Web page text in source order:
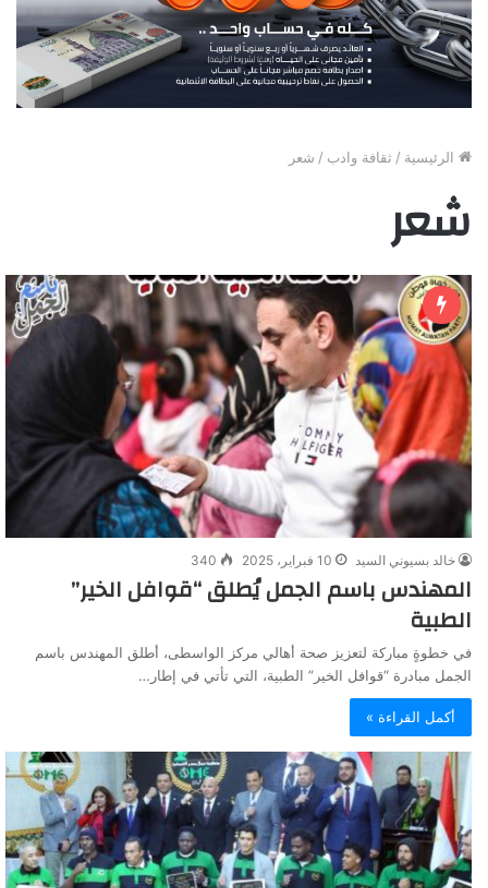
الرئيسية / ثقافة وادب / شعر
شعر
خالد بسيوني السيد 10 فبراير، 2025 340
المهندس باسم الجمل يُطلق “قوافل الخير”
الطبية
في خطوةٍ مباركة لتعزيز صحة أهالي مركز الواسطى، أطلق المهندس باسم
الجمل مبادرة “قوافل الخير” الطبية، التي تأتي في إطار…
أكمل القراءة »